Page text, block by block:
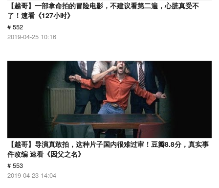
【越哥】一部拿命拍的冒险电影，不建议看第二遍，心脏真受不
了！速看《127小时》
# 552
2019-04-25 10:16
【越哥】导演真敢拍，这种片子国内很难过审！豆瓣8.8分，真实事
件改编 速看《因父之名》
# 553
2019-04-23 14:04